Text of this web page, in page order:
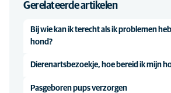
Gerelateerde artikelen
Bij wie kan ik terecht als ik problemen
hond?
Dierenartsbezoekje, hoe bereid ik mijn
Pasgeboren pups verzorgen